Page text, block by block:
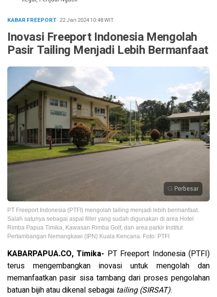
KABAR FREEPORT· 22 Jan 202410:48WIT
Inovasi Freeport Indonesia Mengolah
Pasir Tailing Menjadi Lebih Bermanfaat
Perbesar
PT Freeport Indonesia (PTFI) mengolah tailing menjadi lebih bermanfaat.
Salah satunya sebagai aspal filler yang sudah digunakan di area Hotel
Rimba Papua Timika, Kawasan Rimba Golf, dan area parkir Institut
Pertambangan Nemangkawi (IPN) Kuala Kencana. Foto: PTFI
KABARPAPUA.CO, Timika- PT Freeport Indonesia (PTFI)
terus mengembangkan inovasi untuk mengolah dan
memanfaatkan pasir sisa tambang dari proses pengolahan
batuan bijih atau dikenal sebagai tailing (SIRSAT).